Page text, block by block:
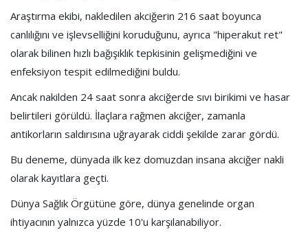
Araştırma ekibi, nakledilen akciğerin 216 saat boyunca
canlılığını ve işlevselliğini koruduğunu, ayrıca "hiperakut ret"
olarak bilinen hızlı bağışıklık tepkisinin gelişmediğini ve
enfeksiyon tespit edilmediğini buldu.
Ancak nakilden 24 saat sonra akciğerde sıvı birikimi ve hasar
belirtileri görüldü. İlaçlara rağmen akciğer, zamanla
antikorların saldırısına uğrayarak ciddi şekilde zarar gördü.
Bu deneme, dünyada ilk kez domuzdan insana akciğer nakli
olarak kayıtlara geçti.
Dünya Sağlık Örgütüne göre, dünya genelinde organ
ihtiyacının yalnızca yüzde 10'u karşılanabiliyor.